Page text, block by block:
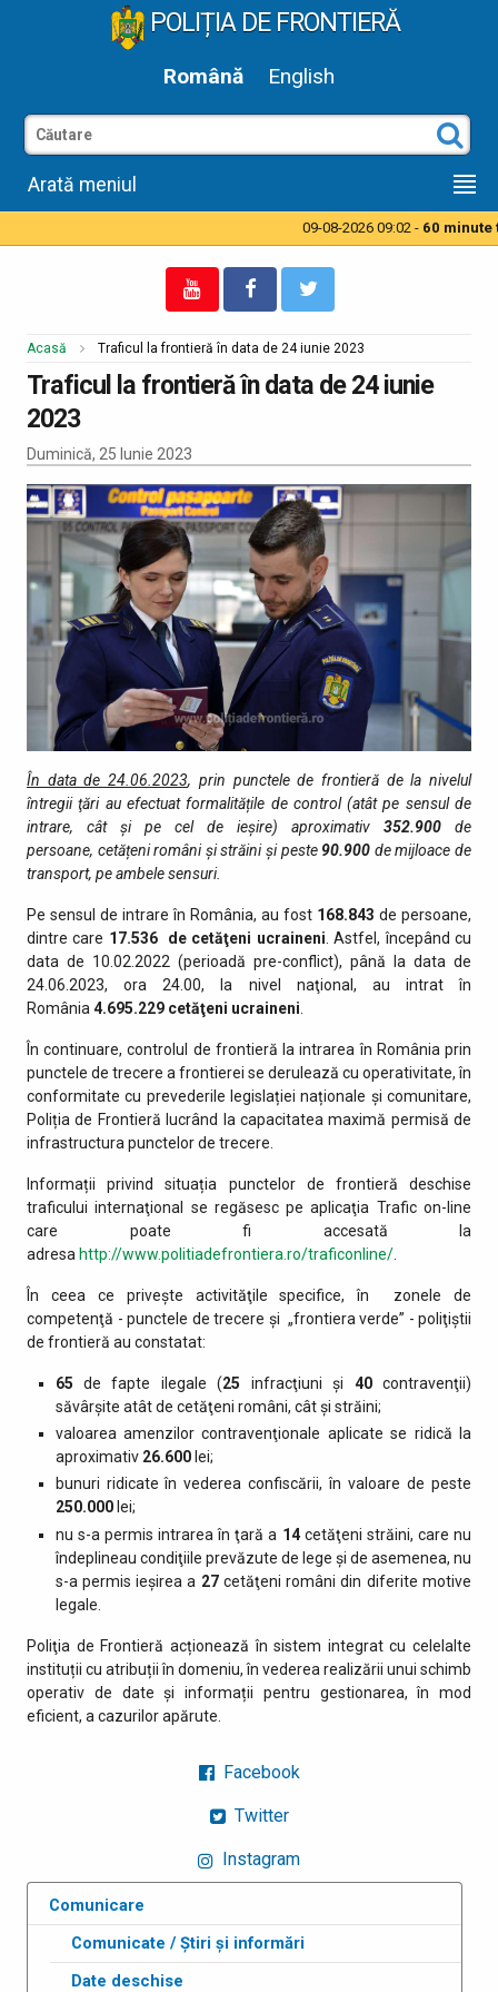
POLIȚIA DE FRONTIERĂ
Română English
Arată meniul
09-08-2026 09:02 -60 minute
Acasă Traficul la frontieră în data de 24 iunie 2023
Traficul la frontieră în data de 24 iunie
2023
Duminică, 25 Iunie 2023
În data de 24.06.2023, prin punctele de fro­ntieră de la nivelul
întregii ţări au efectuat formalitățile de control (atât pe sensul de
intrare, cât şi pe cel de ieşire) aproximativ 352.900 de
persoane, cetățeni români și străini și peste 90.900 de mijloace de
transport, pe ambele sensuri.
Pe sensul de intrare în România, au fost 168.843 de persoane,
dintre care 17.536 de cetăţeni ucraineni . Astfel, începând cu
data de 10.02.2022 (perioadă pre-conflict), până la data de
24.06.2023, ora 24.00, la nivel naţional, au intrat în
România 4.695.229 cetăţeni ucraineni
În continuare, controlul de frontieră la intrarea în România prin
punctele de trecere a frontierei se derulează cu operativitate, în
conformitate cu prevederile legislației naționale și comunitare,
Poliția de Frontieră lucrând la capacitatea maximă permisă de
infrastructura punctelor de trecere.
Informații privind situația punctelor de frontieră deschise
traficului internaţional se regăsesc pe aplicaţia Trafic on-line
care poate fi accesată la
adresa http://www.politiadefrontiera.ro/traficonline/
În ceea ce priveşte activităţile specifice, în zonele de
competenţă - punctele de trecere şi „frontiera verde” - poliţiştii
de frontieră au constatat:
65 de fapte ilegale (25 infracţiuni şi 40contravenţii)
săvârşite atât de cetăţeni români, cât şi străini;
valoarea amenzilor contravenţionale aplicate se ridică la
aproximativ 26.600lei;
bunuri ridicate în vederea confiscării, în valoare de peste
250.000 lei;
nu s-a permis intrarea în ţară a 14 cetăţeni străini, care nu
îndeplineau condiţiile prevăzute de lege şi de asemenea, nu
s-a permis ieşirea a 27 cetăţeni români din diferite motive
legale.
Poliţia de Frontieră acționează în sistem integrat cu celelalte
instituții cu atribuții în domeniu, în vederea realizării unui schimb
operativ de date și informații pentru gestionarea, în mod
eficient, a cazurilor apărute.
Facebook
Twitter
Instagram
Comunicare
Comunicate / Știri și informări
Date deschise